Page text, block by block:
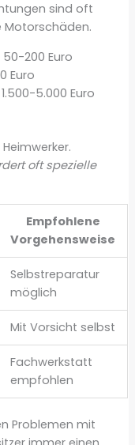
sind oft
Motorschäden.
200 Euro
Euro
5.000 Euro
oft spezielle
Empfohlene
Vorgehensweise
Selbstreparatur
möglich
Mit Vorsicht selbst
Fachwerkstatt
empfohlen
Problemen mit